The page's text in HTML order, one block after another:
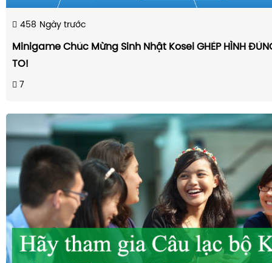
458 Ngày trước
Minigame Chúc Mừng Sinh Nhật Kosei GHÉP HÌNH
TO!
7